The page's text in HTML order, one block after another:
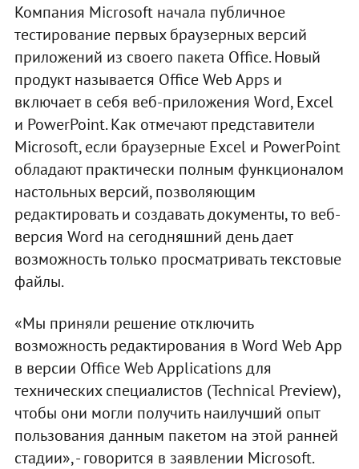
Компания Microsoft начала публичное
тестирование первых браузерных версий
приложений из своего пакета Office. Новый
продукт называется Office Web Apps и
включает в себя веб-приложения Word, Excel
и PowerPoint. Как отмечают представители
Microsoft, если браузерные Excel и PowerPoint
обладают практически полным функционалом
настольных версий, позволяющим
редактировать и создавать документы, то веб-
версия Word на сегодняшний день дает
возможность только просматривать текстовые
файлы.
«Мы приняли решение отключить
возможность редактирования в Word Web App
в версии Office Web Applications для
технических специалистов (Technical Preview),
чтобы они могли получить наилучший опыт
пользования данным пакетом на этой ранней
стадии», - говорится в заявлении Microsoft.